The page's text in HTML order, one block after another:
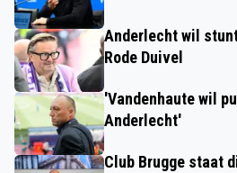
Anderlecht wil
Rode Duivel
'Vandenhaute wil
Anderlecht'
Club Brugge staat